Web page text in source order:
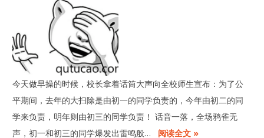
今天做早操的时候，校长拿着话筒大声向全校师生宣布：为了公
平期间，去年的大扫除是由初一的同学负责的，今年由初二的同
学来负责，明年则由初三的同学负责！ 话音一落，全场鸦雀无
声，初一和初三的同学爆发出雷鸣般…
阅读全文 »